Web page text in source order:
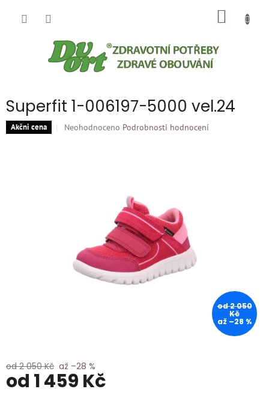
Superfit 1-006197-5000 vel.24
Akčni cena
Průměrné
Neohodnoceno Podrobnosti hodnocení
od 2 050
Kč
až –28 %
od 2 050 Kč až –28 %
od 1 459 Kč